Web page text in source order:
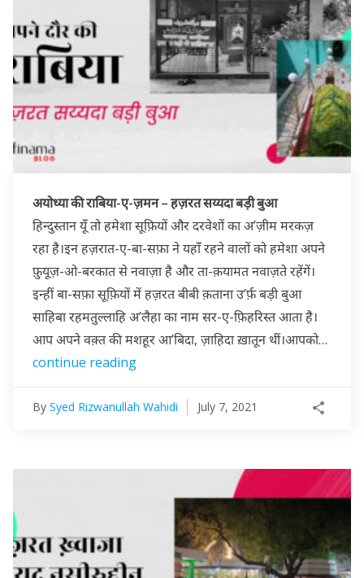
अयोध्या की राबिया-ए-ज़मन – हज़रत सय्यदा बड़ी बुआ
हिन्दुस्तान यूँ तो हमेशा सूफ़ियों और दरवेशों का अ’ज़ीम मरकज़
रहा है।इन हज़रात-ए-बा-सफ़ा ने यहाँ रहने वालों को हमेशा अपने
फ़ुयूज़-ओ-बरकात से नवाज़ा है और ता-क़यामत नवाज़ते रहेंगें।
इन्हीं बा-सफ़ा सूफ़ियों में हज़रत बीबी क़ताना उ’र्फ़ बड़ी बुआ
साहिबा रहमतुल्लाहि अ’लैहा का नाम सर-ए-फ़िहरिस्त आता है।
आप अपने वक़्त की मशहूर आ’बिदा, ज़ाहिदा ख़ातून थीं।आपको…
continue reading
By Syed Rizwanullah Wahidi July 7, 2021